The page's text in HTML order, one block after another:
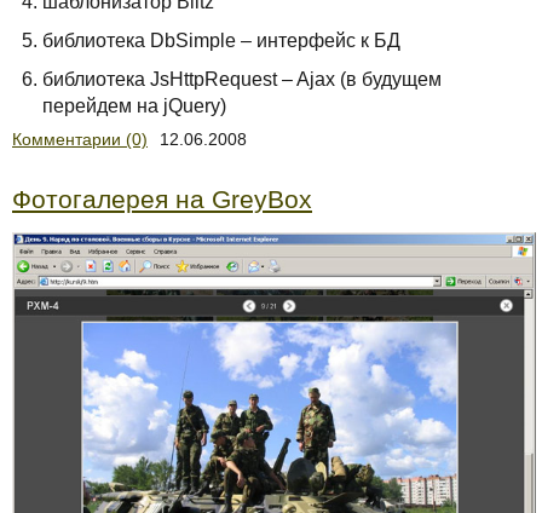
библиотека DbSimple – интерфейс к БД
библиотека JsHttpRequest – Ajax (в будущем
перейдем на jQuery)
Комментарии (0) 12.06.2008
Фотогалерея на GreyBox